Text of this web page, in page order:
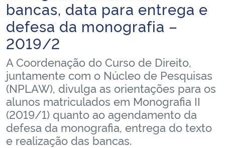
Ministério da Cidadania
Ministério da Saúde
Ministério de Minas e Energia
Ministério da Ciência, Tecnologia, Inovações e Comunicações
Ministério do Meio Ambiente
bancas, data para entrega e
defesa da monografia –
2019/2
A Coordenação do Curso de Direito,
juntamente com o Núcleo de Pesquisas
(NPLAW), divulga as orientações para os
alunos matriculados em Monografia II
(2019/1) quanto ao agendamento da
defesa da monografia, entrega do texto
e realização das bancas.